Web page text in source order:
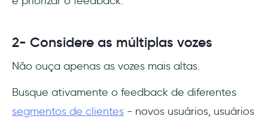
2- Considere as múltiplas vozes
Não ouça apenas as vozes mais altas.
Busque ativamente o feedback de diferentes
segmentos de clientes - novos usuários, usuários